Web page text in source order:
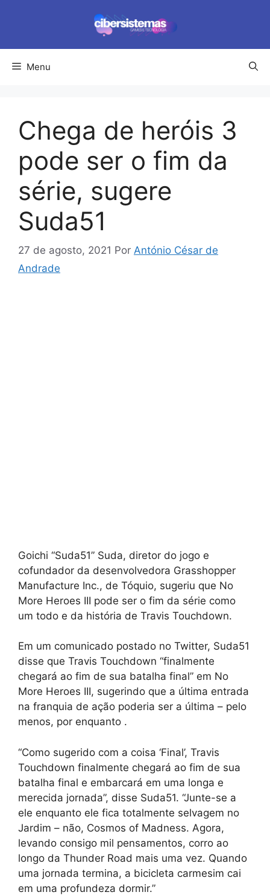
conteúdo
Menu
Chega de heróis 3
pode ser o fim da
série, sugere
Suda51
27 de agosto, 2021 Por António César de
Andrade
Goichi “Suda51” Suda, diretor do jogo e
cofundador da desenvolvedora Grasshopper
Manufacture Inc., de Tóquio, sugeriu que No
More Heroes III pode ser o fim da série como
um todo e da história de Travis Touchdown.
Em um comunicado postado no Twitter, Suda51
disse que Travis Touchdown “finalmente
chegará ao fim de sua batalha final” em No
More Heroes III, sugerindo que a última entrada
na franquia de ação poderia ser a última – pelo
menos, por enquanto .
“Como sugerido com a coisa ‘Final’, Travis
Touchdown finalmente chegará ao fim de sua
batalha final e embarcará em uma longa e
merecida jornada”, disse Suda51. “Junte-se a
ele enquanto ele fica totalmente selvagem no
Jardim – não, Cosmos of Madness. Agora,
levando consigo mil pensamentos, corro ao
longo da Thunder Road mais uma vez. Quando
uma jornada termina, a bicicleta carmesim cai
em uma profundeza dormir.”